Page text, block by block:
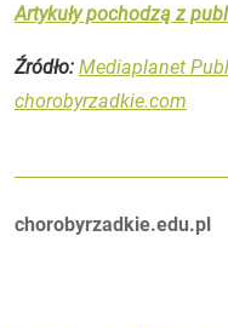
Artykuły pochodzą z
Źródło: Mediaplanet
chorobyrzadkie.com
Autorzy:
chorobyrzadkie.edu.pl